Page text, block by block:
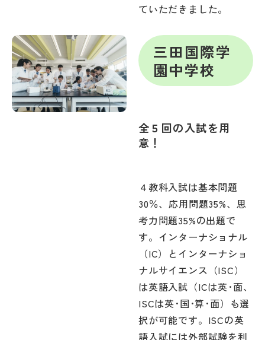
ていただきました。
三田国際学
園中学校
全５回の入試を用
意！
４教科入試は基本問題
30％、応用問題35%、思
考力問題35%の出題で
す。インターナショナル
（IC）とインターナショ
ナルサイエンス（ISC）
は英語入試（ICは英･面、
ISCは英･国･算･面）も選
択が可能です。ISCの英
語入試には外部試験を利